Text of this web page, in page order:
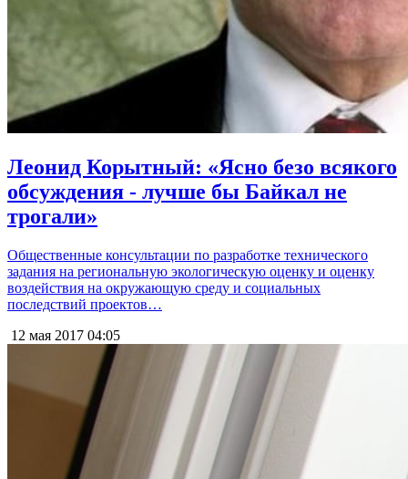
Леонид Корытный: «Ясно безо всякого
обсуждения - лучше бы Байкал не
трогали»
Общественные консультации по разработке технического
задания на региональную экологическую оценку и оценку
воздействия на окружающую среду и социальных
последствий проектов…
12 мая 2017 04:05